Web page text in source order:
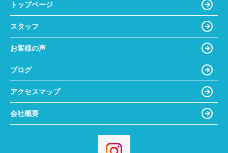
トップページ
スタッフ
お客様の声
ブログ
アクセスマップ
会社概要